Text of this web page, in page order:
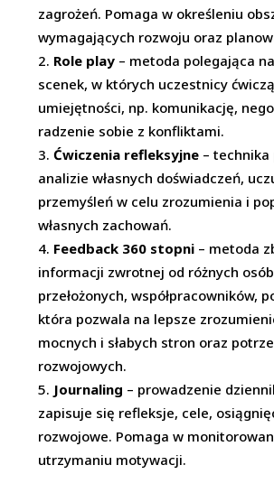
zagrożeń. Pomaga w określeniu
wymagających rozwoju oraz
Role play – metoda polegająca
scenek, w których uczestnicy
umiejętności, np. komunikację,
radzenie sobie z konfliktami.
Ćwiczenia refleksyjne – technika
analizie własnych doświadczeń,
przemyśleń w celu zrozumienia i
własnych zachowań.
Feedback 360 stopni – metoda
informacji zwrotnej od różnych
przełożonych, współpracowników,
która pozwala na lepsze
mocnych i słabych stron oraz
rozwojowych.
Journaling – prowadzenie
zapisuje się refleksje, cele,
rozwojowe. Pomaga w
utrzymaniu motywacji.